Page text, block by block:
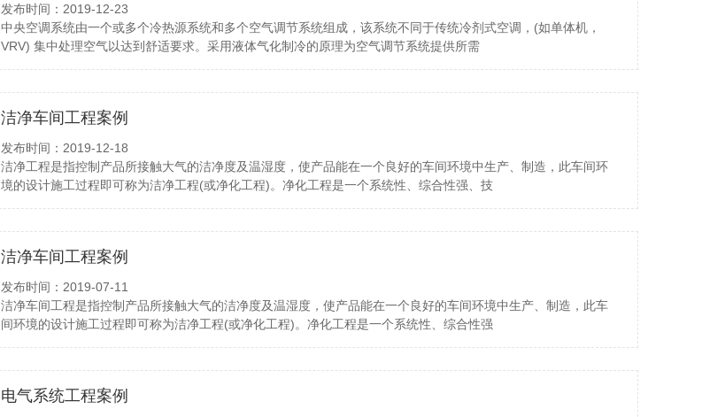
发布时间：2019-12-23
中央空调系统由一个或多个冷热源系统和多个空气调节系统组成，该系统不同于传统冷剂式空调，(如单体机，
VRV) 集中处理空气以达到舒适要求。采用液体气化制冷的原理为空气调节系统提供所需
洁净车间工程案例
发布时间：2019-12-18
洁净工程是指控制产品所接触大气的洁净度及温湿度，使产品能在一个良好的车间环境中生产、制造，此车间环
境的设计施工过程即可称为洁净工程(或净化工程)。净化工程是一个系统性、综合性强、技
洁净车间工程案例
发布时间：2019-07-11
洁净车间工程是指控制产品所接触大气的洁净度及温湿度，使产品能在一个良好的车间环境中生产、制造，此车
间环境的设计施工过程即可称为洁净工程(或净化工程)。净化工程是一个系统性、综合性强
电气系统工程案例